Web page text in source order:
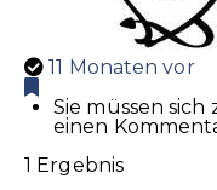
11 Monaten vor
Sie müssen
einen
1 Ergebnis